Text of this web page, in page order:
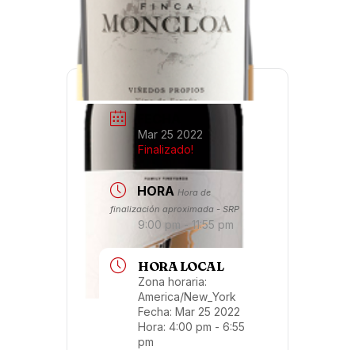
Mar 25 2022
Finalizado!
HORA Hora de
finalización aproximada - SRP
9:00 pm - 11:55 pm
HORA LOCAL
Zona horaria:
America/New_York
Fecha: Mar 25 2022
Hora: 4:00 pm - 6:55
pm